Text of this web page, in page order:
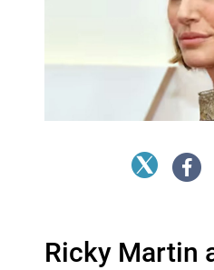
Ricky Martin